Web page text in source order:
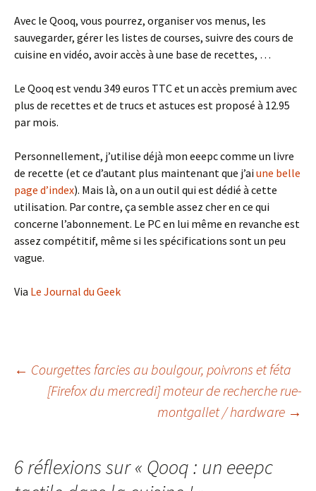
Avec le Qooq, vous pourrez, organiser vos menus, les
sauvegarder, gérer les listes de courses, suivre des cours de
cuisine en vidéo, avoir accès à une base de recettes, …
Le Qooq est vendu 349 euros TTC et un accès premium avec
plus de recettes et de trucs et astuces est proposé à 12.95
par mois.
Personnellement, j’utilise déjà mon eeepc comme un livre
de recette (et ce d’autant plus maintenant que j’ai une belle
page d’index). Mais là, on a un outil qui est dédié à cette
utilisation. Par contre, ça semble assez cher en ce qui
concerne l’abonnement. Le PC en lui même en revanche est
assez compétitif, même si les spécifications sont un peu
vague.
Via Le Journal du Geek
Navigation
articles
← Courgettes farcies au boulgour, poivrons et féta
[Firefox du mercredi] moteur de recherche rue-
montgallet / hardware →
6 réflexions sur « Qooq : un eeepc